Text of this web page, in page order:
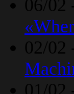
06/02
02/02